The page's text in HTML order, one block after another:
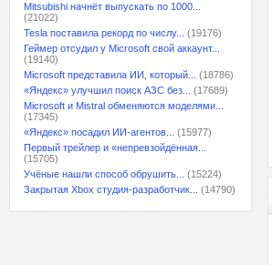
Mitsubishi начнёт выпускать по 1000...
(21022)
Tesla поставила рекорд по числу...
(19176)
Геймер отсудил у Microsoft свой аккаунт...
(19140)
Microsoft представила ИИ, который...
(18786)
«Яндекс» улучшил поиск АЗС без...
(17689)
Microsoft и Mistral обменяются моделями...
(17345)
«Яндекс» посадил ИИ-агентов...
(15977)
Первый трейлер и «непревзойдённая...
(15705)
Учёные нашли способ обрушить...
(15224)
Закрытая Xbox студия-разработчик...
(14790)